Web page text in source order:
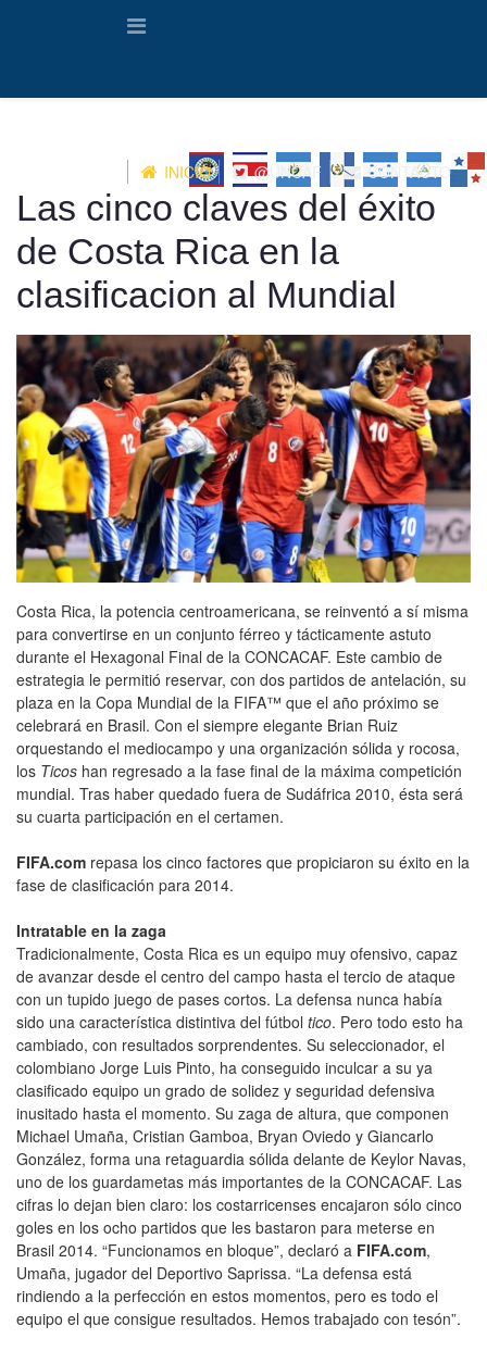
INICIO @UNCAF CONTACTO
Las cinco claves del éxito
de Costa Rica en la
clasificacion al Mundial
Costa Rica, la potencia centroamericana, se reinventó a sí misma
para convertirse en un conjunto férreo y tácticamente astuto
durante el Hexagonal Final de la CONCACAF. Este cambio de
estrategia le permitió reservar, con dos partidos de antelación, su
plaza en la Copa Mundial de la FIFA™ que el año próximo se
celebrará en Brasil. Con el siempre elegante Brian Ruiz
orquestando el mediocampo y una organización sólida y rocosa,
los Ticos han regresado a la fase final de la máxima competición
mundial. Tras haber quedado fuera de Sudáfrica 2010, ésta será
su cuarta participación en el certamen.
FIFA.com repasa los cinco factores que propiciaron su éxito en la
fase de clasificación para 2014.
Intratable en la zaga
Tradicionalmente, Costa Rica es un equipo muy ofensivo, capaz
de avanzar desde el centro del campo hasta el tercio de ataque
con un tupido juego de pases cortos. La defensa nunca había
sido una característica distintiva del fútbol tico. Pero todo esto ha
cambiado, con resultados sorprendentes. Su seleccionador, el
colombiano Jorge Luis Pinto, ha conseguido inculcar a su ya
clasificado equipo un grado de solidez y seguridad defensiva
inusitado hasta el momento. Su zaga de altura, que componen
Michael Umaña, Cristian Gamboa, Bryan Oviedo y Giancarlo
González, forma una retaguardia sólida delante de Keylor Navas,
uno de los guardametas más importantes de la CONCACAF. Las
cifras lo dejan bien claro: los costarricenses encajaron sólo cinco
goles en los ocho partidos que les bastaron para meterse en
Brasil 2014. “Funcionamos en bloque”, declaró a FIFA.com,
Umaña, jugador del Deportivo Saprissa. “La defensa está
rindiendo a la perfección en estos momentos, pero es todo el
equipo el que consigue resultados. Hemos trabajado con tesón”.